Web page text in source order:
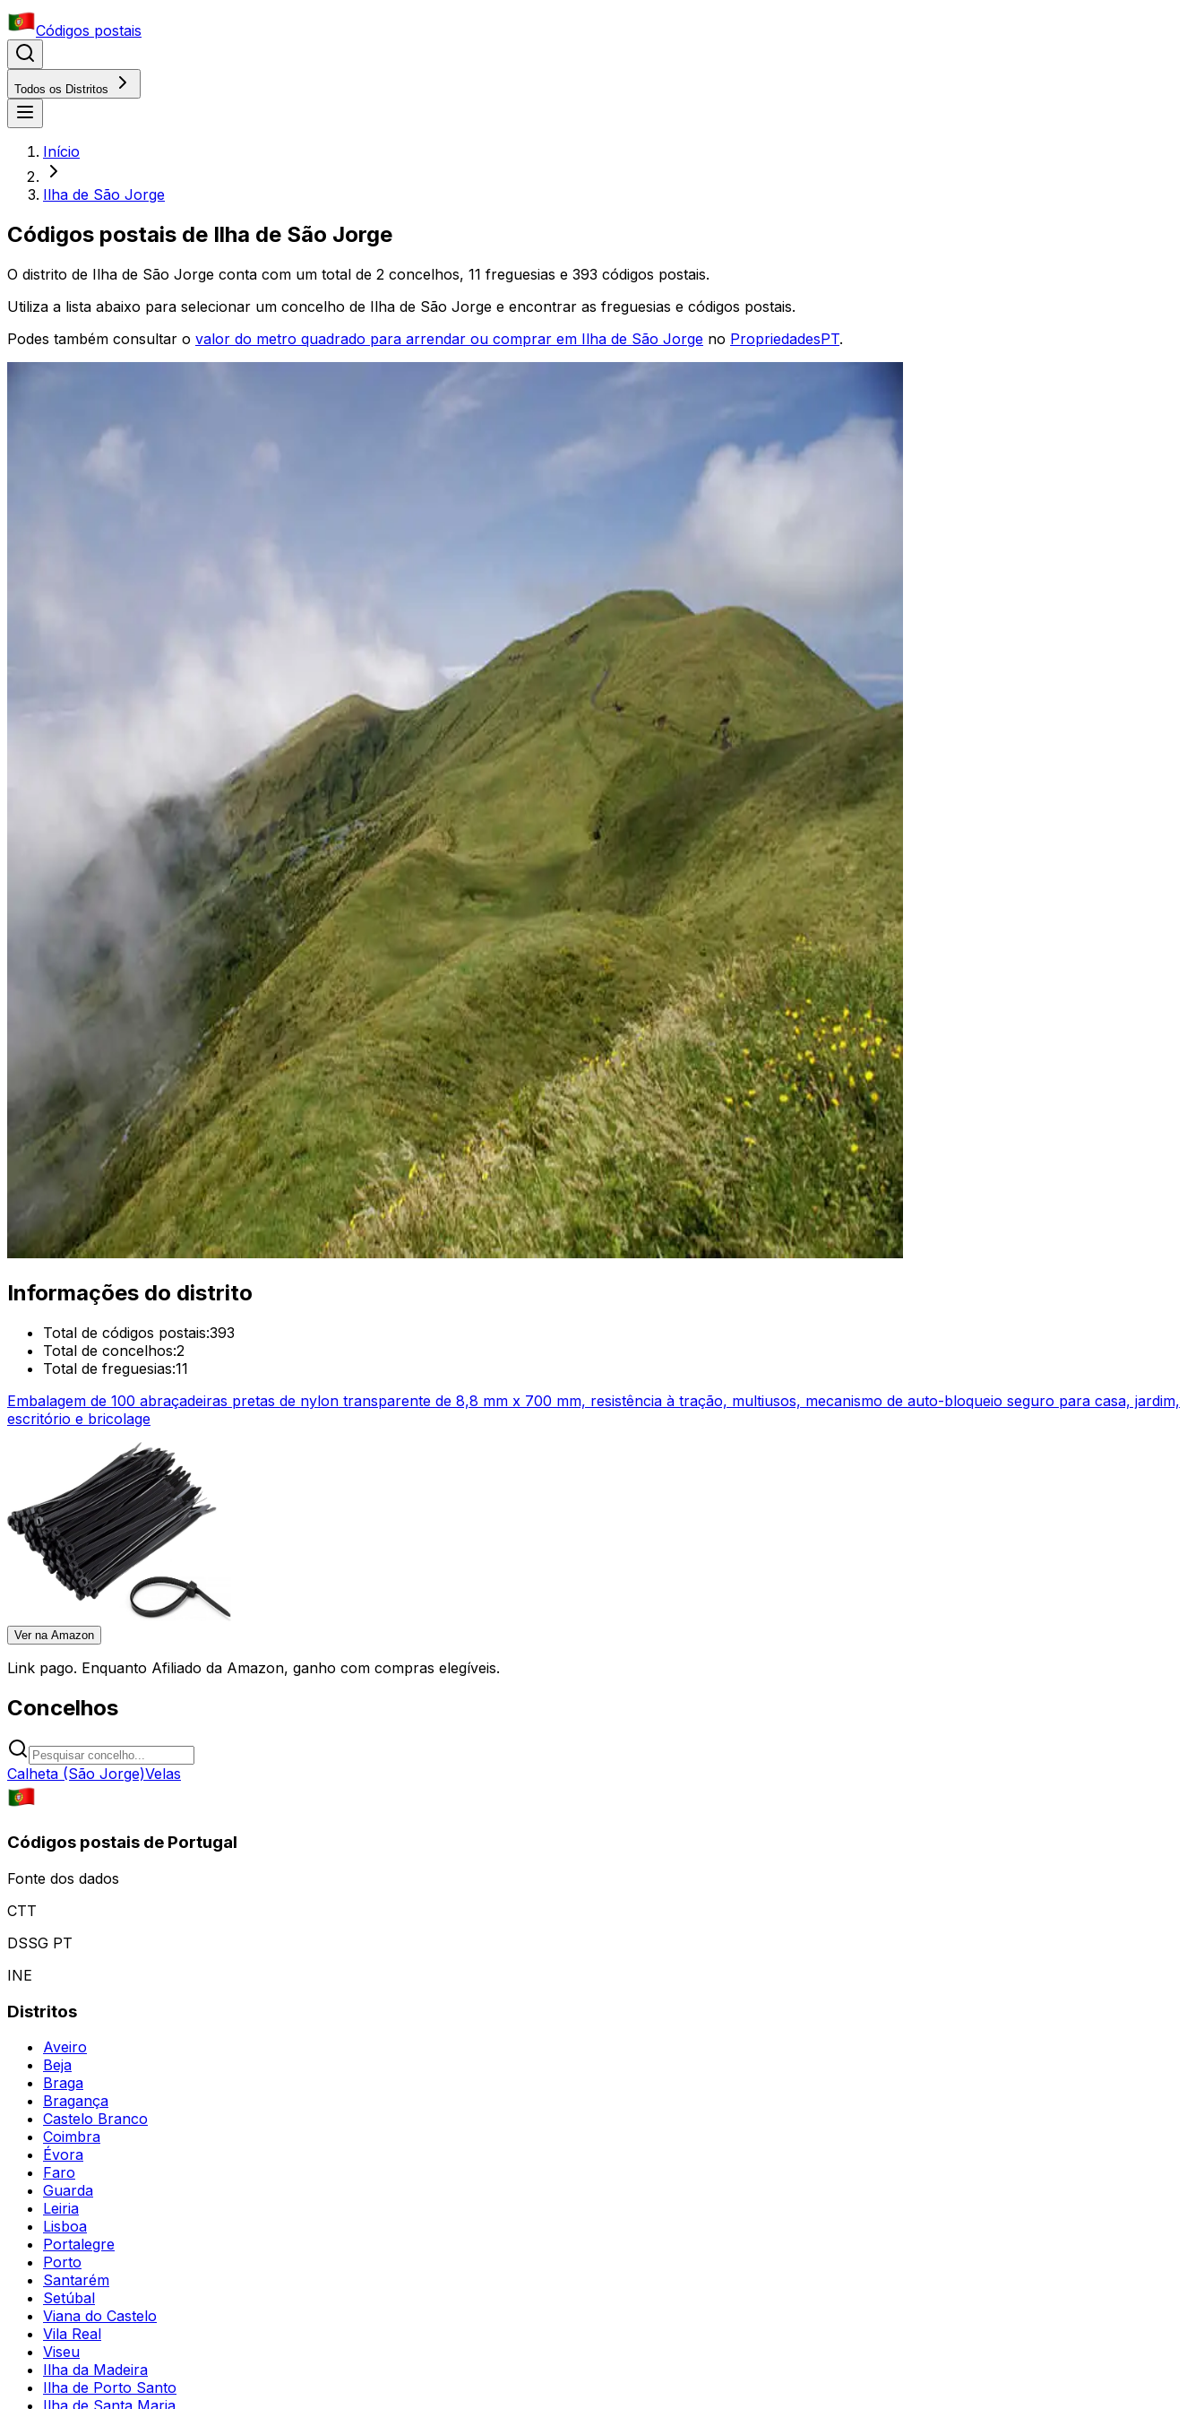
Códigos postais
Todos os Distritos
Início
Ilha de São Jorge
Códigos postais de Ilha de São Jorge
O distrito de Ilha de São Jorge conta com um total de 2 concelhos, 11 freguesias e 393 códigos postais.
Utiliza a lista abaixo para selecionar um concelho de Ilha de São Jorge e encontrar as freguesias e códigos postais.
Podes também consultar o valor do metro quadrado para arrendar ou comprar em Ilha de São Jorge no PropriedadesPT.
Informações do distrito
Total de códigos postais:393
Total de concelhos:2
Total de freguesias:11
Embalagem de 100 abraçadeiras pretas de nylon transparente de 8,8 mm x 700 mm, resistência à tração, multiusos, mecanismo de auto-bloqueio seguro para casa, jardim,
escritório e bricolage
Ver na Amazon
Link pago. Enquanto Afiliado da Amazon, ganho com compras elegíveis.
Concelhos
Calheta (São Jorge)Velas
Códigos postais de Portugal
Fonte dos dados
CTT
DSSG PT
INE
Distritos
Aveiro
Beja
Braga
Bragança
Castelo Branco
Coimbra
Évora
Faro
Guarda
Leiria
Lisboa
Portalegre
Porto
Santarém
Setúbal
Viana do Castelo
Vila Real
Viseu
Ilha da Madeira
Ilha de Porto Santo